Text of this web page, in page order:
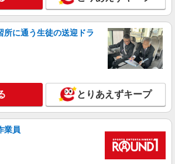
時給1400円〜 ※残業代支給 ★交通費別途支給
） ゜+゜・。○。・゜+゜・。○。・゜
社祝い金10万円支給(規定有) お友達を紹介
と, インセンティブ支給(規定有) ★月2回払
・週払い可能（規程有）★ ゜・。○。・゜
兵庫県西宮市のY!mobileショップ
詳細を見る
機種に詳しくなれる携帯販売【楽天モバイ
時給1400円〜1550円（経験・能力による） ※
業代支給 ★交通費別途支給（規定あり） ゜
・。○。・゜+゜・。○。・゜+゜ 入社祝い金10
所に通う生徒の送迎ドラ
とりあえずキープ
業員